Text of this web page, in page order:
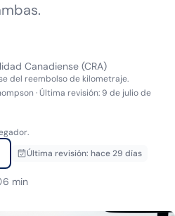
Canadiense (CRA)
del reembolso de kilometraje.
·Última revisión:9 de julio de
Última revisión: hace 29 días
6 min